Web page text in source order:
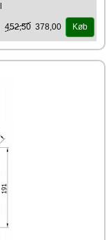
452,50 378,00 Køb